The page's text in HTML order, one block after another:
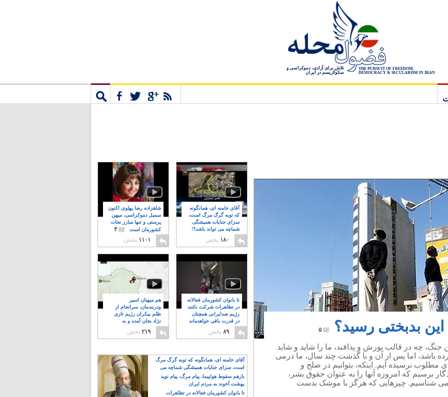
THE PURSUIT OF FREEDOM,
DEMOCRACY & SECULARISM IN IRAN
تلاش برای آزادی، دموکراسی و
سکولاریسم در ایران
بدبختی رسید؟ ۵
جنگ، چه در قالب یورش و پدافند، ما را شاید و شاید
باشد، اما پس از آن و با گذشت چند سال، ما درمی
ی مطلوب نرسیده ایم. اینکه، بتوانیم در صلح و
برسیم که امروزه آنها را به عنوان حقوق بشر،
می شناسیم. چیزهایی که هرگز با موشک بدست
شاهزاده رضا پهلوی اکنون
سمبل دموکراسی، میهن
پرستی و تنها مبارز نجات
کشورمان است
۴
۱۱۰۱ پخش
آقای خامنه ای، همانگونه
که توبه گرگ مرگ است،
سزای جنایات همیشگی
شماچه می تواند باشد؟!
۸
۱۸۰ پخش
هم میهنان اسیر
ودربندمان، سرانجام از
ظلم بیکران رژیم تازی
نژاد بجان آمده و به
۲۱۹ پخش
تا بانوان کشورمان فعالانه
در تظاهرات شرکت نکنند
رژیم ضدایرانی همچنان
در قدرت باقی خواهدماند
۸
۸۹ پخش
آقای خامنه ای، همانگونه که توبه گرگ مرگ
است، سزای جنایات همیشگی شماچه می
تواند باشد؟!
بازهم سقوط هواپیما، پیام مرگ، پیام نوید
بهشت آخوند به مردم ایران
تا بانوان کشورمان فعالانه در تظاهرات